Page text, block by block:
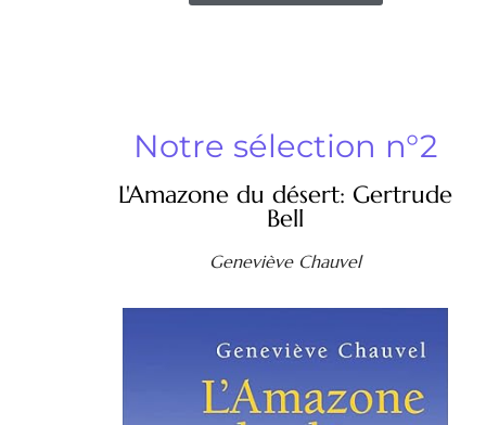
Notre sélection n°2
L'Amazone du désert: Gertrude
Bell
Geneviève Chauvel